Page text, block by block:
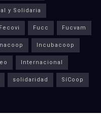
y Solidaria
Fecovi Fucc Fucvam
Inacoop Incubacoop
Internacional
solidaridad SíCoop